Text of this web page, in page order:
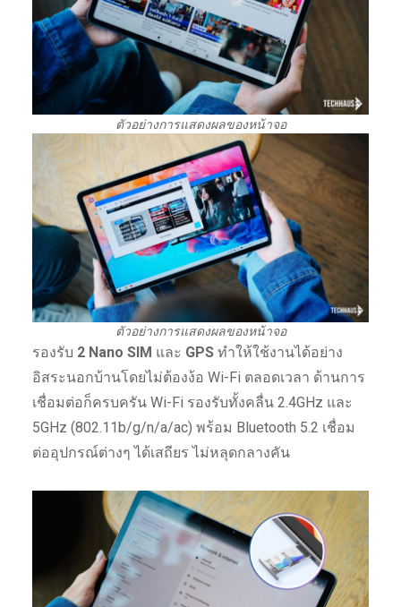
ตัวอย่างการแสดงผลของหน้าจอ
ตัวอย่างการแสดงผลของหน้าจอ
รองรับ 2 Nano SIM และ GPSทำให้ใช้งานได้อย่าง
อิสระนอกบ้านโดยไม่ต้องง้อ Wi-Fi ตลอดเวลา ด้านการ
เชื่อมต่อก็ครบครัน Wi-Fi รองรับทั้งคลื่น 2.4GHz และ
5GHz (802.11b/g/n/a/ac) พร้อม Bluetooth 5.2 เชื่อม
ต่ออุปกรณ์ต่างๆ ได้เสถียร ไม่หลุดกลางคัน